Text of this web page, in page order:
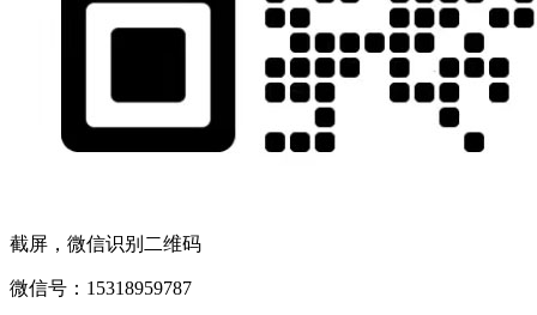
截屏，微信识别二维码
微信号： 15318959787